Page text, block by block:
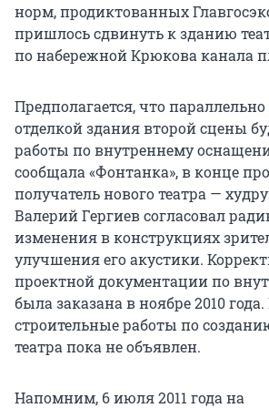
норм, продиктованных
пришлось сдвинуть к зданию
по набережной Крюкова канала
Предполагается, что
отделкой здания второй сцены
работы по внутреннему
сообщала «Фонтанка», в конце
получатель нового театра —
Валерий Гергиев согласовал
изменения в конструкциях
улучшения его акустики.
проектной документации по
была заказана в ноябре 2010
строительные работы по
театра пока не объявлен.
Напомним, 6 июля 2011 года на